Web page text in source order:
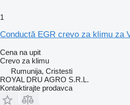
1
Conductă EGR crevo za klimu za
Cena na upit
Crevo za klimu
Rumunija, Cristesti
ROYAL DRU AGRO S.R.L.
Kontaktirajte prodavca